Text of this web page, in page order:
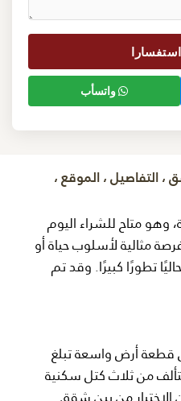
واتسأب
، التفاصيل ، الموقع ،
وهو متاح للشراء اليوم
مثالية لأسلوب حياة أو
تطورًا كبيرًا. وقد تم
قطعة أرض واسعة تبلغ
مربع، ويتألف من ثلاث كتل سكنية